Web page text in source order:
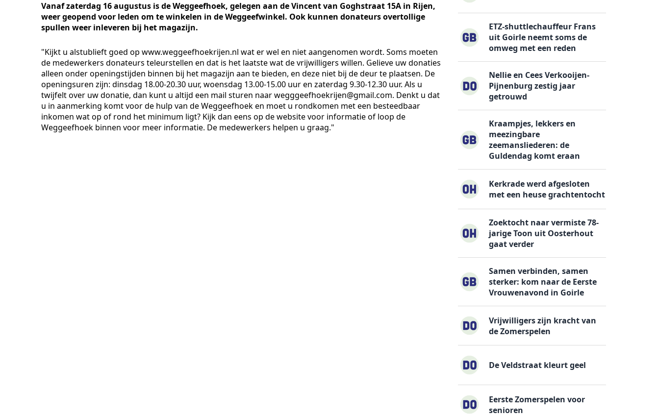
Vanaf zaterdag 16 augustus is de Weggeefhoek, gelegen aan de Vincent van Goghstraat 15A in Rijen,
weer geopend voor leden om te winkelen in de Weggeefwinkel. Ook kunnen donateurs overtollige
spullen weer inleveren bij het magazijn.
"Kijkt u alstublieft goed op www.weggeefhoekrijen.nl wat er wel en niet aangenomen wordt. Soms moeten
de medewerkers donateurs teleurstellen en dat is het laatste wat de vrijwilligers willen. Gelieve uw donaties
alleen onder openingstijden binnen bij het magazijn aan te bieden, en deze niet bij de deur te plaatsen. De
openingsuren zijn: dinsdag 18.00-20.30 uur, woensdag 13.00-15.00 uur en zaterdag 9.30-12.30 uur. Als u
twijfelt over uw donatie, dan kunt u altijd een mail sturen naar wegggeefhoekrijen@gmail.com. Denkt u dat
u in aanmerking komt voor de hulp van de Weggeefhoek en moet u rondkomen met een besteedbaar
inkomen wat op of rond het minimum ligt? Kijk dan eens op de website voor informatie of loop de
Weggeefhoek binnen voor meer informatie. De medewerkers helpen u graag."
ETZ-shuttlechauffeur Frans
uit Goirle neemt soms de
omweg met een reden
Nellie en Cees Verkooijen-
Pijnenburg zestig jaar
getrouwd
Kraampjes, lekkers en
meezingbare
zeemansliederen: de
Guldendag komt eraan
Kerkrade werd afgesloten
met een heuse grachtentocht
Zoektocht naar vermiste 78-
jarige Toon uit Oosterhout
gaat verder
Samen verbinden, samen
sterker: kom naar de Eerste
Vrouwenavond in Goirle
Vrijwilligers zijn kracht van
de Zomerspelen
De Veldstraat kleurt geel
Eerste Zomerspelen voor
senioren